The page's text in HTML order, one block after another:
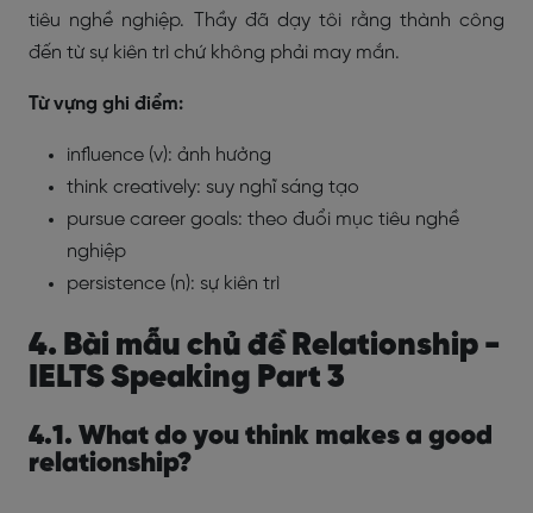
tiêu nghề nghiệp. Thầy đã dạy tôi rằng thành công
đến từ sự kiên trì chứ không phải may mắn.
Từ vựng ghi điểm:
influence (v): ảnh hưởng
think creatively: suy nghĩ sáng tạo
pursue career goals: theo đuổi mục tiêu nghề
nghiệp
persistence (n): sự kiên trì
4. Bài mẫu chủ đề Relationship -
IELTS Speaking Part 3
4.1. What do you think makes a good
relationship?